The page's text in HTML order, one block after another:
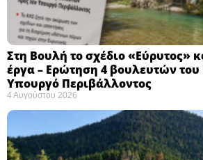
Στη Βουλή το σχέδιο «Εύρυτος»
έργα – Ερώτηση 4 βουλευτών του
Υπουργό Περιβάλλοντος
4 Αυγούστου 2026